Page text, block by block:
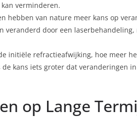
verminderen.
hebben van nature meer kans op
veranderd door een
initiële refractieafwijking, hoe meer
kans iets groter dat veranderingen
op Lange